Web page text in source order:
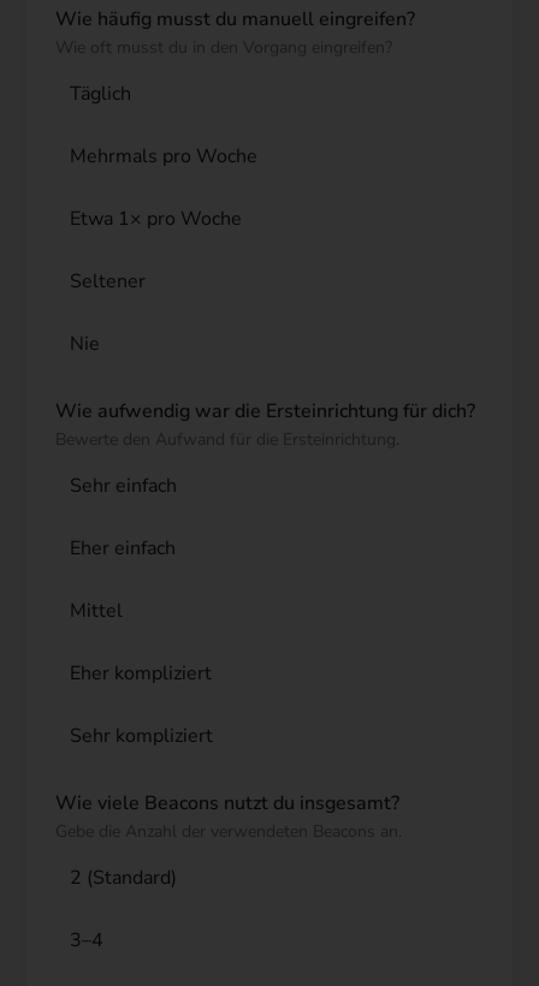
Wie häufig musst du manuell eingreifen?
Wie oft musst du in den Vorgang eingreifen?
Täglich
Mehrmals pro Woche
Etwa 1× pro Woche
Seltener
Nie
Wie aufwendig war die Ersteinrichtung für dich?
Bewerte den Aufwand für die Ersteinrichtung.
Sehr einfach
Eher einfach
Mittel
Eher kompliziert
Sehr kompliziert
Wie viele Beacons nutzt du insgesamt?
Gebe die Anzahl der verwendeten Beacons an.
2 (Standard)
3–4